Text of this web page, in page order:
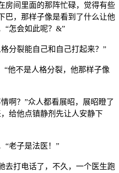
房间里面的那阵忙碌，觉得有些
巴，那样子像是看到了什么让他
“怎会如此呢？&”
分裂能自己和自己打起来？”
他不是人格分裂，他那样子像
啊？”众人都看展昭，展昭瞪了
给他点镇静剂先让人安静下
“老子是法医！”
去打电话了，不久，一个医生跑